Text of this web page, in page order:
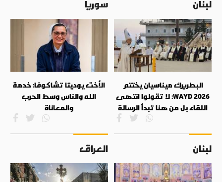
لبنان
البطريرك ميناسيان يختتم
WAYD 2026: لا تقولوا انتهى
اللقاء بل من هنا تبدأ الرسالة
سوريا
الأخت يوديتا تشاكوفا: خدمة
الله والناس وسط الحرب
والمعاناة
لبنان العراق